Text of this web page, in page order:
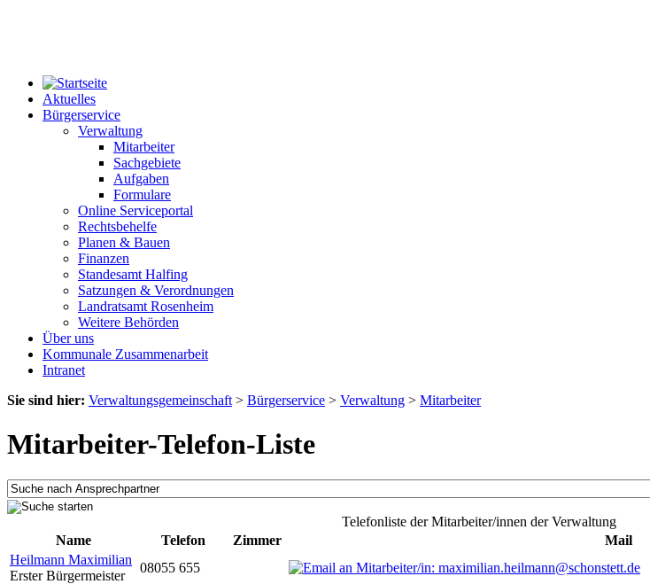
Aktuelles
Bürgerservice
Verwaltung
Mitarbeiter
Sachgebiete
Aufgaben
Formulare
Online Serviceportal
Rechtsbehelfe
Planen & Bauen
Finanzen
Standesamt Halfing
Satzungen & Verordnungen
Landratsamt Rosenheim
Weitere Behörden
Über uns
Kommunale Zusammenarbeit
Intranet
Sie sind hier: Verwaltungsgemeinschaft > Bürgerservice > Verwaltung > Mitarbeiter
Mitarbeiter-Telefon-Liste
Telefonliste der Mitarbeiter/innen der Verwaltung
Name
Telefon Zimmer
Mail
Heilmann Maximilian
Erster Bürgermeister
08055 655